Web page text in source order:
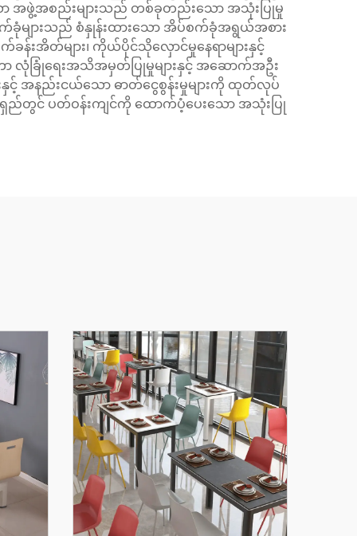
ာ အဖွဲ့အစည်းများသည် တစ်ခုတည်းသော အသုံးပြုမှု
က်ခုံများသည် စံနှုန်းထားသော အိပ်စက်ခုံအရွယ်အစား
းအိတ်များ၊ ကိုယ်ပိုင်သိုလှောင်မှုနေရာများနှင့်
လုံခြုံရေးအသိအမှတ်ပြုမှုများနှင့် အဆောက်အဦး
းနှင့် အနည်းငယ်သော ဓာတ်ငွေစွန်းမှုများကို ထုတ်လုပ်
ရှည်တွင် ပတ်ဝန်းကျင်ကို ထောက်ပံ့ပေးသော အသုံးပြု